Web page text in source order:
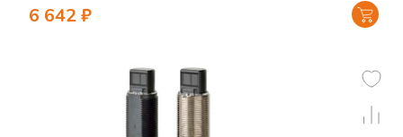
6 642₽